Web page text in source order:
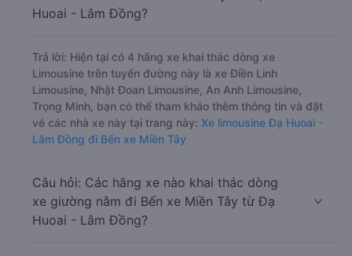
Huoai - Lâm Đồng?
Trả lời: Hiện tại có 4 hãng xe khai thác dòng xe
Limousine trên tuyến đường này là xe Điền Linh
Limousine, Nhật Đoan Limousine, An Anh Limousine,
Trọng Minh, bạn có thể tham khảo thêm thông tin và đặt
vé các nhà xe này tại trang này: Xe limousine Đạ Huoai -
Lâm Đồng đi Bến xe Miền Tây
Câu hỏi: Các hãng xe nào khai thác dòng
xe giường nằm đi Bến xe Miền Tây từ Đạ
Huoai - Lâm Đồng?